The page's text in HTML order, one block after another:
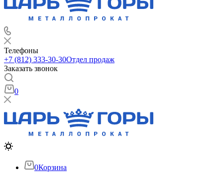
Телефоны
+7 (812) 333-30-30Отдел продаж
Заказать звонок
0
0Корзина